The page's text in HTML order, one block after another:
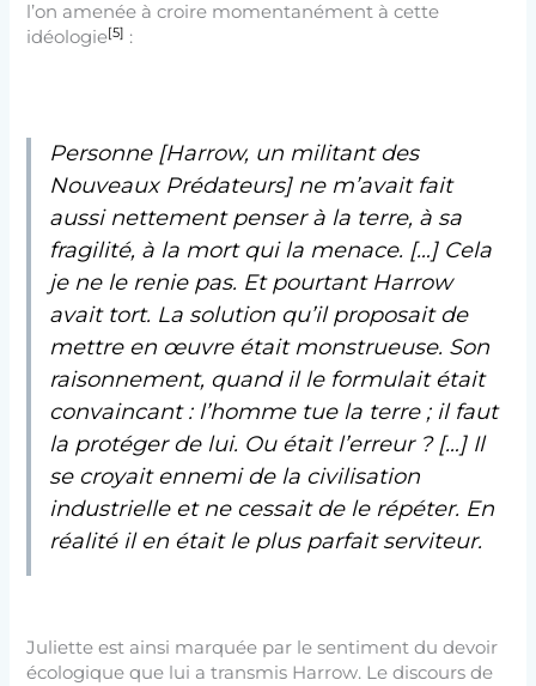
l’on amenée à croire momentanément à cette
idéologie[5] :
Personne [Harrow, un militant des
Nouveaux Prédateurs] ne m’avait fait
aussi nettement penser à la terre, à sa
fragilité, à la mort qui la menace. […] Cela
je ne le renie pas. Et pourtant Harrow
avait tort. La solution qu’il proposait de
mettre en œuvre était monstrueuse. Son
raisonnement, quand il le formulait était
convaincant : l’homme tue la terre ; il faut
la protéger de lui. Ou était l’erreur ? […] Il
se croyait ennemi de la civilisation
industrielle et ne cessait de le répéter. En
réalité il en était le plus parfait serviteur.
Juliette est ainsi marquée par le sentiment du devoir
écologique que lui a transmis Harrow. Le discours de